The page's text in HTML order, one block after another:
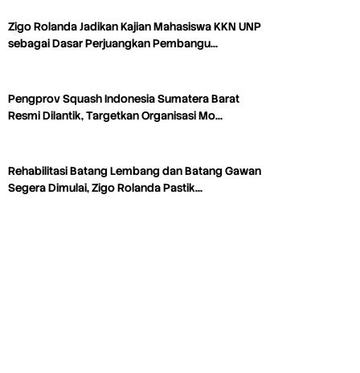
Zigo Rolanda Jadikan Kajian Mahasiswa KKN UNP
sebagai Dasar Perjuangkan Pembangu…
Pengprov Squash Indonesia Sumatera Barat
Resmi Dilantik, Targetkan Organisasi Mo…
Rehabilitasi Batang Lembang dan Batang Gawan
Segera Dimulai, Zigo Rolanda Pastik…